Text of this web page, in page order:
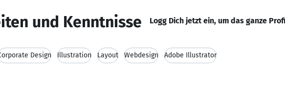
und Kenntnisse Logg Dich jetzt ein, um das ganze
Design Illustration Layout Webdesign Adobe Illustrator